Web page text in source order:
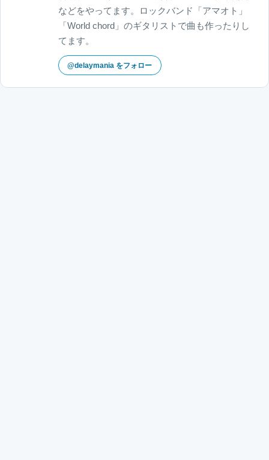
などをやってます。ロックバンド「アマオト」
「World chord」のギタリストで曲も作ったりし
てます。
@delaymania をフォロー